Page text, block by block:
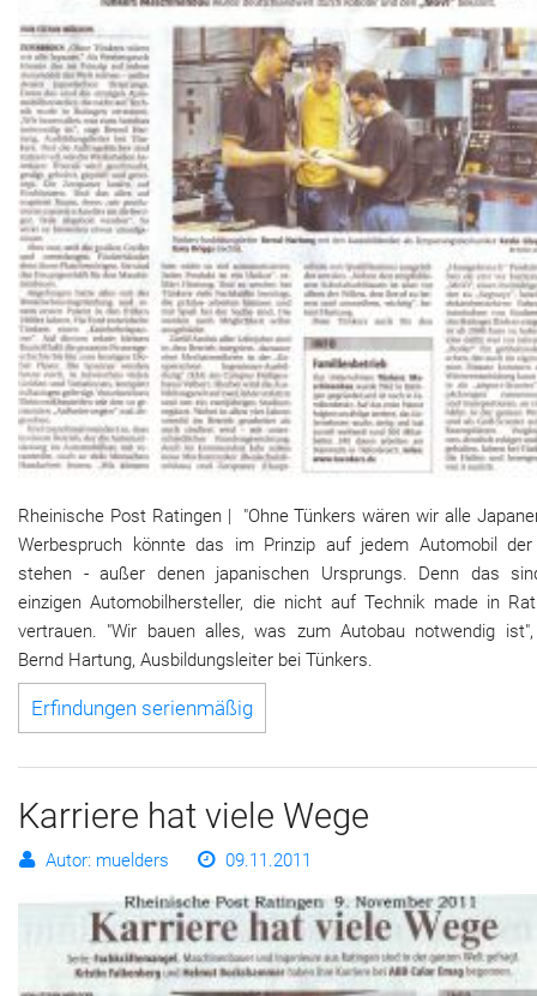
Rheinische Post Ratingen | "Ohne Tünkers wären wir alle
Werbespruch könnte das im Prinzip auf jedem Automobil
stehen - außer denen japanischen Ursprungs. Denn das
einzigen Automobilhersteller, die nicht auf Technik made in
vertrauen. "Wir bauen alles, was zum Autobau notwendig
Bernd Hartung, Ausbildungsleiter bei Tünkers.
Erfindungen serienmäßig
Karriere hat viele Wege
Autor: muelders 09.11.2011